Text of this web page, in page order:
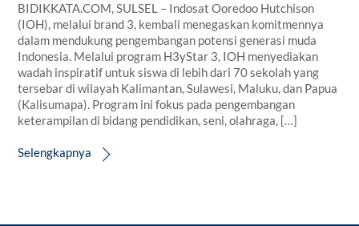
BIDIKKATA.COM, SULSEL – Indosat Ooredoo Hutchison
(IOH), melalui brand 3, kembali menegaskan komitmennya
dalam mendukung pengembangan potensi generasi muda
Indonesia. Melalui program H3yStar 3, IOH menyediakan
wadah inspiratif untuk siswa di lebih dari 70 sekolah yang
tersebar di wilayah Kalimantan, Sulawesi, Maluku, dan Papua
(Kalisumapa). Program ini fokus pada pengembangan
keterampilan di bidang pendidikan, seni, olahraga, […]
Selengkapnya